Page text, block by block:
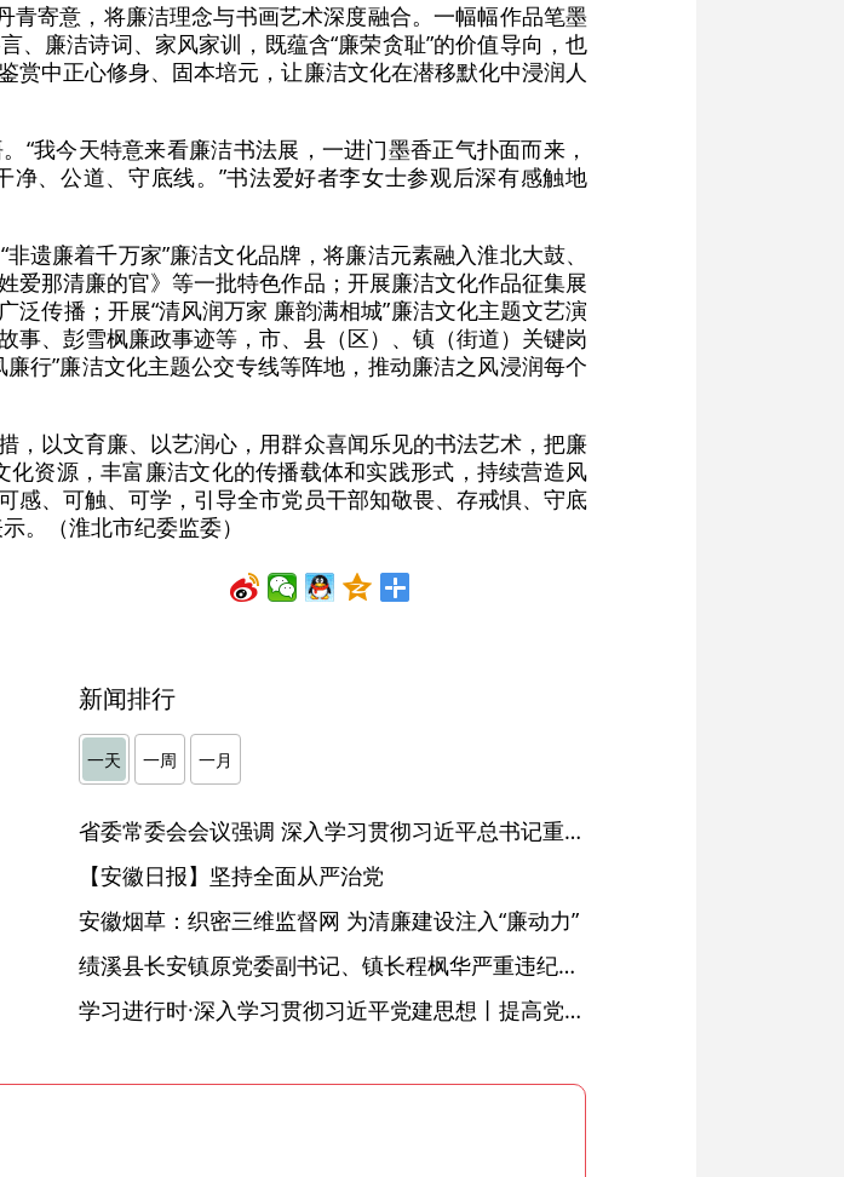
青寄意，将廉洁理念与书画艺术深度融合。一幅幅作品笔墨
廉洁诗词、家风家训，既蕴含“廉荣贪耻”的价值导向，也
中正心修身、固本培元，让廉洁文化在潜移默化中浸润人
“我今天特意来看廉洁书法展，一进门墨香正气扑面而来，
、公道、守底线。”书法爱好者李女士参观后深有感触地
遗廉着千万家”廉洁文化品牌，将廉洁元素融入淮北大鼓、
爱那清廉的官》等一批特色作品；开展廉洁文化作品征集展
传播；开展“清风润万家 廉韵满相城”廉洁文化主题文艺演
事、彭雪枫廉政事迹等，市、县（区）、镇（街道）关键岗
行”廉洁文化主题公交专线等阵地，推动廉洁之风浸润每个
，以文育廉、以艺润心，用群众喜闻乐见的书法艺术，把廉
资源，丰富廉洁文化的传播载体和实践形式，持续营造风
感、可触、可学，引导全市党员干部知敬畏、存戒惧、守底
。（淮北市纪委监委）
新闻排行
一天 一周 一月
省委常委会会议强调 深入学习贯彻习近平总书记重要讲话精神 以高质量党建引领高质量发展 梁言顺主持并讲话
【安徽日报】坚持全面从严治党
安徽烟草：织密三维监督网 为清廉建设注入“廉动力”
绩溪县长安镇原党委副书记、镇长程枫华严重违纪违法被开除党籍和公职
学习进行时·深入学习贯彻习近平党建思想丨提高党的战斗力的法宝